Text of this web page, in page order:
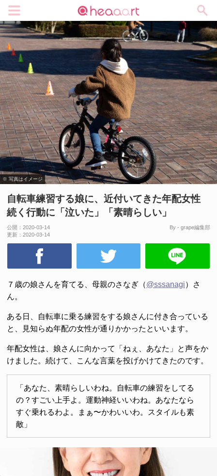
※ 写真はイメージ
自転車練習する娘に、近付いてきた年配女性
続く行動に「泣いた」「素晴らしい」
公開： 2020-03-14
更新： 2020-03-14
By - grape編集部
７歳の娘さんを育てる、母親のさなぎ（@sssanagi）さ
ん。
ある日、自転車に乗る練習をする娘さんに付き合っている
と、見知らぬ年配の女性が通りかかったといいます。
年配女性は、娘さんに向かって「ねぇ、あなた」と声をか
けました。続けて、こんな言葉を投げかけてきたのです。
「あなた、素晴らしいわね。自転車の練習をしてる
の？すごい上手よ。運動神経いいわね。あなたなら
すぐ乗れるわよ。まぁ〜かわいいわ。スタイルも素
敵」